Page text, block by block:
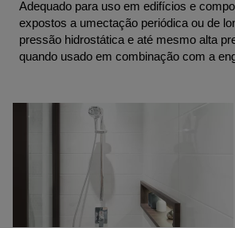
Adequado para uso em edifícios e
expostos a umectação periódica ou de
pressão hidrostática e até mesmo alta
quando usado em combinação com a